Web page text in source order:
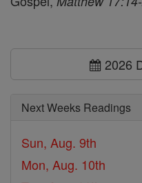
2026
Next Weeks Readings
Sun, Aug. 9th
Mon, Aug. 10th